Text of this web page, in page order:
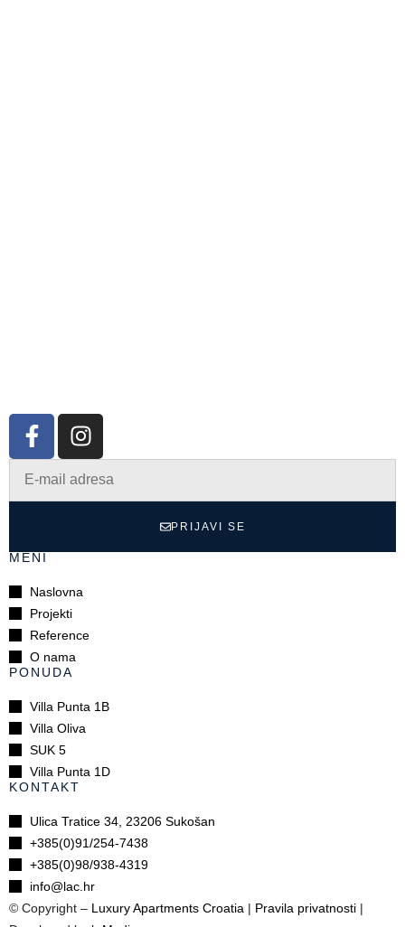
PRIJAVI SE
MENI
Naslovna
Projekti
Reference
O nama
PONUDA
Villa Punta 1B
Villa Oliva
SUK 5
Villa Punta 1D
KONTAKT
Ulica Tratice 34, 23206 Sukošan
+385(0)91/254-7438
+385(0)98/938-4319
info@lac.hr
© Copyright – Luxury Apartments Croatia | Pravila privatnosti |